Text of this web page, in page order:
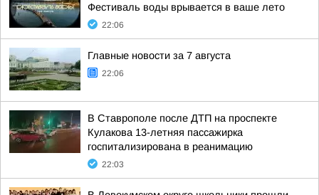
Фестиваль воды врывается в ваше лето
22:06
Главные новости за 7 августа
22:06
В Ставрополе после ДТП на проспекте
Кулакова 13-летняя пассажирка
госпитализирована в реанимацию
22:03